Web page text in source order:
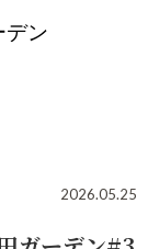
ン
2026.05.25